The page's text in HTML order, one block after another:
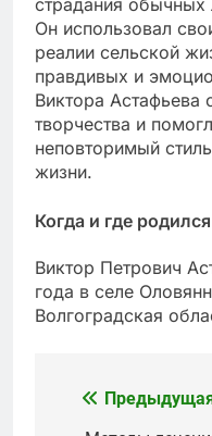
страдания
Он использовал
реалии сельской
правдивых и
Виктора Астафьева
творчества и
неповторимый
жизни.
Когда и где
Виктор Петрович
года в селе
Волгоградская
Навигация